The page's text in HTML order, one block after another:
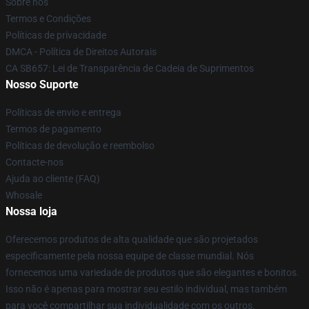
Termos e Condições
Políticas de privacidade
DMCA - Política de Direitos Autorais
CA SB657: Lei de Transparência de Cadeia de Suprimentos
Nosso Suporte
Políticas de envio e entrega
Termos de pagamento
Políticas de devolução e reembolso
Contacte-nos
Ajuda ao cliente (FAQ)
Whosale
Nossa loja
Oferecemos produtos de alta qualidade que são projetados
especificamente pela nossa equipe de classe mundial. Nós
fornecemos uma variedade de produtos que são elegantes e bonitos.
Isso não é apenas para mostrar seu estilo individual, mas também
para você compartilhar sua individualidade com os outros.